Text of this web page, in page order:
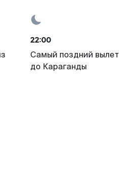
22:00
Самый поздний вылет
до Караганды